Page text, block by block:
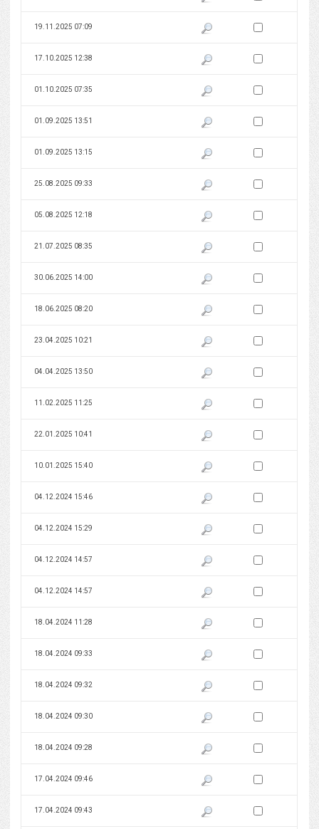
19.11.2025 07:09 Pokaż podgląd wersji z dnia
Zaznacz wersję do
17.10.2025 12:38 Pokaż podgląd wersji z dnia
Zaznacz wersję do
01.10.2025 07:35 Pokaż podgląd wersji z dnia
Zaznacz wersję do
01.09.2025 13:51 Pokaż podgląd wersji z dnia
Zaznacz wersję do
01.09.2025 13:15 Pokaż podgląd wersji z dnia
Zaznacz wersję do
25.08.2025 09:33 Pokaż podgląd wersji z dnia
Zaznacz wersję do
05.08.2025 12:18 Pokaż podgląd wersji z dnia
Zaznacz wersję do
21.07.2025 08:35 Pokaż podgląd wersji z dnia
Zaznacz wersję do
30.06.2025 14:00 Pokaż podgląd wersji z dnia
Zaznacz wersję do
18.06.2025 08:20 Pokaż podgląd wersji z dnia
Zaznacz wersję do
23.04.2025 10:21 Pokaż podgląd wersji z dnia
Zaznacz wersję do
04.04.2025 13:50 Pokaż podgląd wersji z dnia
Zaznacz wersję do
11.02.2025 11:25 Pokaż podgląd wersji z dnia
Zaznacz wersję do
22.01.2025 10:41 Pokaż podgląd wersji z dnia
Zaznacz wersję do
10.01.2025 15:40 Pokaż podgląd wersji z dnia
Zaznacz wersję do
04.12.2024 15:46 Pokaż podgląd wersji z dnia
Zaznacz wersję do
04.12.2024 15:29 Pokaż podgląd wersji z dnia
Zaznacz wersję do
04.12.2024 14:57 Pokaż podgląd wersji z dnia
Zaznacz wersję do
04.12.2024 14:57 Pokaż podgląd wersji z dnia
Zaznacz wersję do
18.04.2024 11:28 Pokaż podgląd wersji z dnia
Zaznacz wersję do
18.04.2024 09:33 Pokaż podgląd wersji z dnia
Zaznacz wersję do
18.04.2024 09:32 Pokaż podgląd wersji z dnia
Zaznacz wersję do
18.04.2024 09:30 Pokaż podgląd wersji z dnia
Zaznacz wersję do
18.04.2024 09:28 Pokaż podgląd wersji z dnia
Zaznacz wersję do
17.04.2024 09:46 Pokaż podgląd wersji z dnia
Zaznacz wersję do
17.04.2024 09:43 Pokaż podgląd wersji z dnia
Zaznacz wersję do